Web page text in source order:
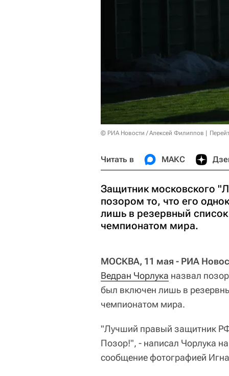
© РИА Новости / Алексей Филиппов
Читать в МАКС
Защитник московского
позором то, что его
лишь в резервный
чемпионатом мира.
МОСКВА, 11 мая - РИА
Ведран Чорлука назвал
был включен лишь в
чемпионатом мира.
"Лучший правый защитник
Позор!", - написал Чорлука
сообщение фотографией